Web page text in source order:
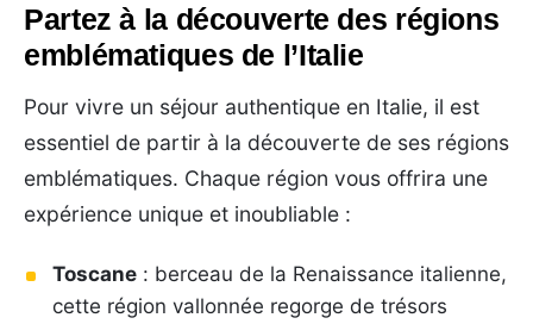
Partez à la découverte des régions
emblématiques de l’Italie
Pour vivre un séjour authentique en Italie, il est
essentiel de partir à la découverte de ses régions
emblématiques. Chaque région vous offrira une
expérience unique et inoubliable :
Toscane : berceau de la Renaissance italienne,
cette région vallonnée regorge de trésors